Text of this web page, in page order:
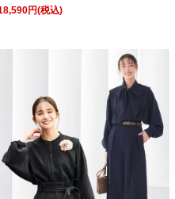
U1658」/ フォーマルセレモニー・入学式(入
円(税込)